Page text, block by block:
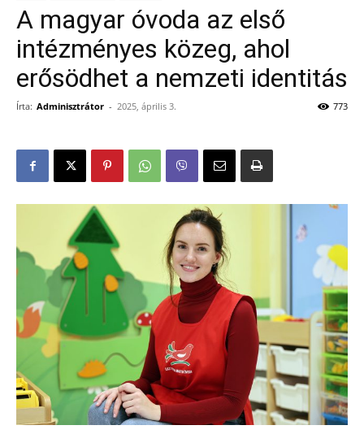
A magyar óvoda az első
intézményes közeg, ahol
erősödhet a nemzeti identitás
Írta: Adminisztrátor - 2025, április 3. 773